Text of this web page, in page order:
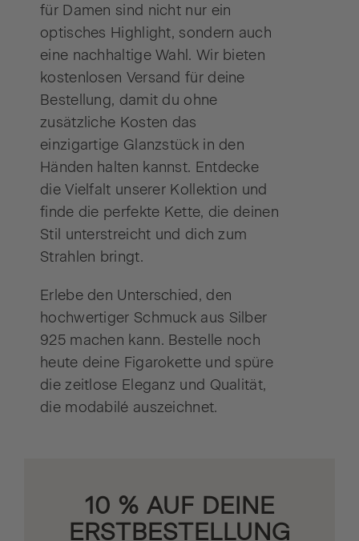
für Damen sind nicht nur ein
optisches Highlight, sondern auch
eine nachhaltige Wahl. Wir bieten
kostenlosen Versand für deine
Bestellung, damit du ohne
zusätzliche Kosten das
einzigartige Glanzstück in den
Händen halten kannst. Entdecke
die Vielfalt unserer Kollektion und
finde die perfekte Kette, die deinen
Stil unterstreicht und dich zum
Strahlen bringt.
Erlebe den Unterschied, den
hochwertiger Schmuck aus Silber
925 machen kann. Bestelle noch
heute deine Figarokette und spüre
die zeitlose Eleganz und Qualität,
die modabilé auszeichnet.
10 % AUF DEINE
ERSTBESTELLUNG